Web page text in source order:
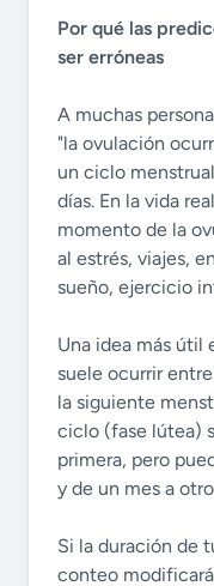
Por qué las
ser erróneas
A muchas
"la ovulación
un ciclo
días. En la vida
momento de la
al estrés, viajes,
sueño, ejercicio
Una idea más útil
suele ocurrir
la siguiente
ciclo (fase lútea)
primera, pero
y de un mes a
Si la duración de
conteo